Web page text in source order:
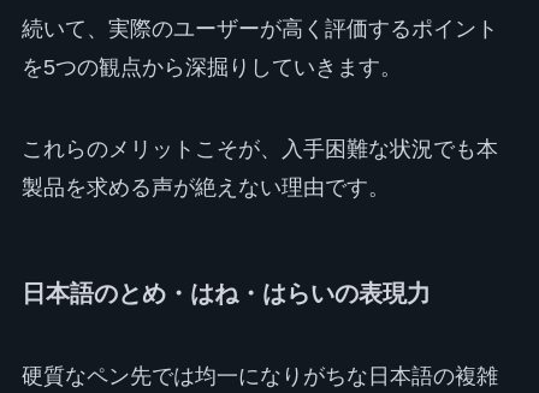
続いて、実際のユーザーが高く評価するポイント
を5つの観点から深掘りしていきます。
これらのメリットこそが、入手困難な状況でも本
製品を求める声が絶えない理由です。
日本語のとめ・はね・はらいの表現力
硬質なペン先では均一になりがちな日本語の複雑